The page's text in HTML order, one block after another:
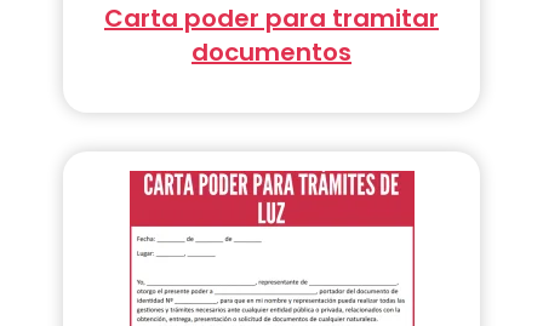
Carta poder para tramitar
documentos